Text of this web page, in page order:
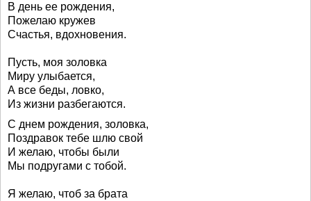
В день ее рождения,
Пожелаю кружев
Счастья, вдохновения.
Пусть, моя золовка
Миру улыбается,
А все беды, ловко,
Из жизни разбегаются.
С днем рождения, золовка,
Поздравок тебе шлю свой
И желаю, чтобы были
Мы подругами с тобой.
Я желаю, чтоб за брата